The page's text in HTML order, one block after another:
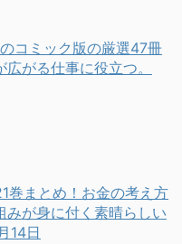
コミック版の厳選47冊
がる仕事に役立つ。
巻まとめ！お金の考え方
みが身に付く素晴らしい
14日